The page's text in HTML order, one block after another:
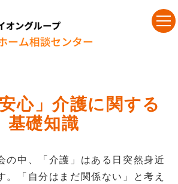
心」介護に関する
基礎知識
の中、「介護」はある日突然身近
。「自分はまだ関係ない」と考え